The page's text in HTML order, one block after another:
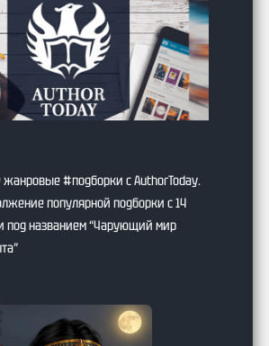
жанровые #подборки с AuthorToday.
популярной подборки с 14
под названием “Чарующий мир